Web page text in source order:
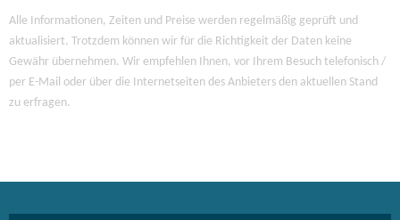
Alle Informationen, Zeiten und Preise werden regelmäßig geprüft und
aktualisiert. Trotzdem können wir für die Richtigkeit der Daten keine
Gewähr übernehmen. Wir empfehlen Ihnen, vor Ihrem Besuch telefonisch /
per E-Mail oder über die Internetseiten des Anbieters den aktuellen Stand
zu erfragen.